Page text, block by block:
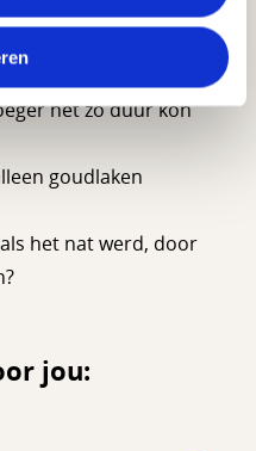
net zo duur kon
goudlaken
het nat werd, door
jou: